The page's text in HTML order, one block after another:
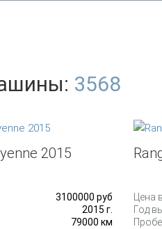
3568
2015
3100000 руб
2015 г.
79000 км
Цена
Год